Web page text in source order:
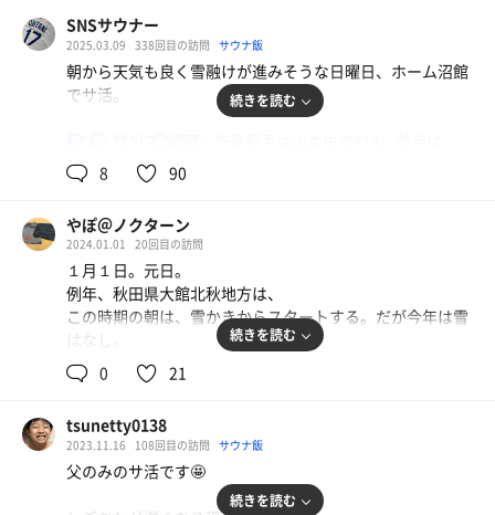
SNSサウナー
2025.03.09 338回目の訪問 サウナ飯
朝から天気も良く雪融けが進みそうな日曜日、ホーム沼館
でサ活。
投球回数 3回
失点 0
※サウナ野球盤のルールに関しては、プロフィールをご覧
ください。
昨日はユーランドをチェックアウトし、秋田県で最も歴史
の浅い鉄道駅、泉外旭川駅から男鹿線に乗り、是非とも確
認してきてはいかがでしょうかとS本さんからコメントを
一目見ようと終点の男鹿駅で降りてGoogleマップを頼りに
森長旅館へ💨
こんなに近いんかいと思いながら、玄関前の掲示物に目を
やると、水着着用の表示が👀‼️
続きを読む
8 90
やぽ＠ノクターン
2024.01.01 20回目の訪問
１月１日。元日。
例年、秋田県大館北秋地方は、
この時期の朝は、雪かきからスタートする。だが今年は雪
はなし。
まぁこんな年始も良きかな。
ったのだが、１番行きたかった十和田サウナへの再訪がで
きなかった。アウトドアサウナの最高峰かな？また行きた
い。
続きを読む
0 21
tsunetty0138
2023.11.16 108回目の訪問 サウナ飯
父のみのサ活です🤩
続きを読む